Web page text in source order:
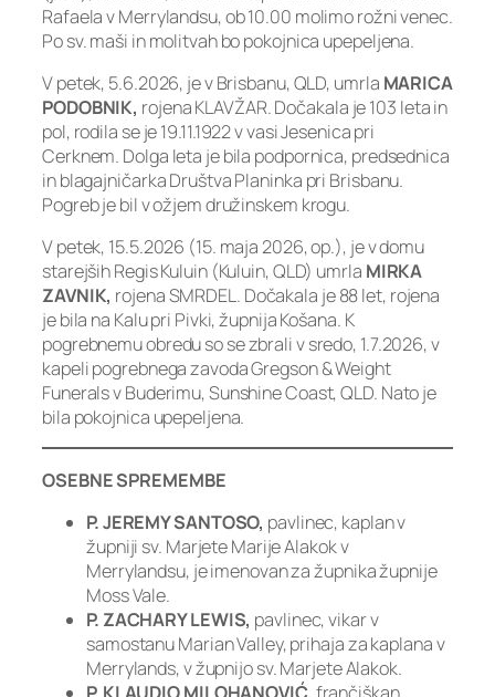
Rafaela v Merrylandsu, ob 10.00 molimo rožni venec.
Po sv. maši in molitvah bo pokojnica upepeljena.
V petek, 5.6.2026, je v Brisbanu, QLD, umrla MARICA
PODOBNIK, rojena KLAVŽAR. Dočakala je 103 leta in
pol, rodila se je 19.11.1922 v vasi Jesenica pri
Cerknem. Dolga leta je bila podpornica, predsednica
in blagajničarka Društva Planinka pri Brisbanu.
Pogreb je bil v ožjem družinskem krogu.
V petek, 15.5.2026 (15. maja 2026, op.), je v domu
starejših Regis Kuluin (Kuluin, QLD) umrla MIRKA
ZAVNIK, rojena SMRDEL. Dočakala je 88 let, rojena
je bila na Kalu pri Pivki, župnija Košana. K
pogrebnemu obredu so se zbrali v sredo, 1.7.2026, v
kapeli pogrebnega zavoda Gregson & Weight
Funerals v Buderimu, Sunshine Coast, QLD. Nato je
bila pokojnica upepeljena.
OSEBNE SPREMEMBE
P. JEREMY SANTOSO, pavlinec, kaplan v
župniji sv. Marjete Marije Alakok v
Merrylandsu, je imenovan za župnika župnije
Moss Vale.
P. ZACHARY LEWIS, pavlinec, vikar v
samostanu Marian Valley, prihaja za kaplana v
Merrylands, v župnijo sv. Marjete Alakok.